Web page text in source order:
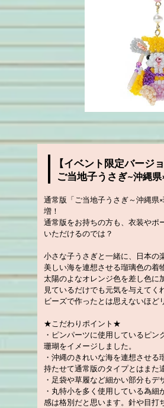
【イベント限定バージョ
ご当地子うさぎ~沖縄
通常版「ご当地子うさぎ～沖縄県
増！
通常版をお持ちの方も、衣装やポ
いただけるのでは？
小さな子うさぎと一緒に、日本の
美しい海を連想させる瑠璃色の着
太陽のよなオレンジ色を差し色に
見ているだけでも元気を与えてく
ビーズで作ったとは思えないほど
★こだわりポイント★
・ピンパーツに使用しているピ
珊瑚をイメージしました。
・沖縄のきれいな海を連想させ
持たせて通常版のタイプとはまた
・足袋や草履など細かい部分もデ
・丸特小を多く使用している為
感は格別だと思います。針や目打